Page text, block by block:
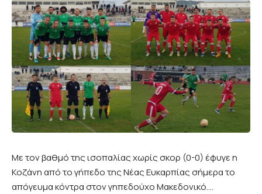
Mε τον βαθμό της ισοπαλίας χωρίς σκορ (0-0) έφυγε η
Κοζάνη από το γήπεδο της Νέας Ευκαρπίας σήμερα το
απόγευμα κόντρα στον γηπεδούχο Μακεδονικό….